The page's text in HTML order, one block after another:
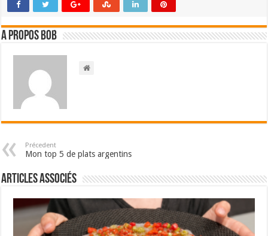
A propos bOb
Précedent
Mon top 5 de plats argentins
Articles associés